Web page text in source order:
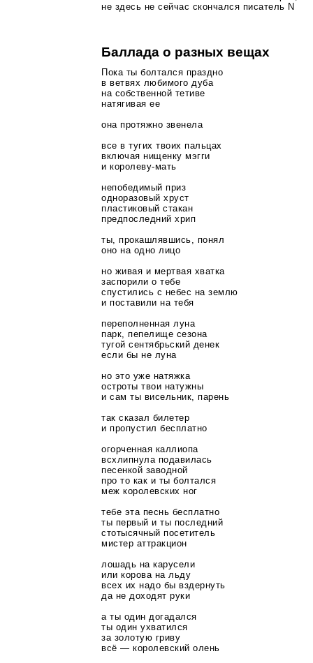
не здесь не сейчас скончался писатель N
Баллада о разных вещах
Пока ты болтался праздно
в ветвях любимого дуба
на собственной тетиве
натягивая ее
она протяжно звенела
все в тугих твоих пальцах
включая нищенку мэгги
икоролеву-мать
непобедимый приз
одноразовый хруст
пластиковый стакан
предпоследний хрип
ты, прокашлявшись, понял
оно на одно лицо
но живая и мертвая хватка
заспорили о тебе
спустились с небес на землю
и поставили на тебя
переполненная луна
парк, пепелище сезона
тугой сентябрьский денек
если бы не луна
но это уже натяжка
остроты твои натужны
и сам ты висельник, парень
так сказал билетер
и пропустил бесплатно
огорченная каллиопа
всхлипнула подавилась
песенкой заводной
про то как и ты болтался
меж королевских ног
тебе эта песнь бесплатно
ты первый и ты последний
стотысячный посетитель
мистер аттракцион
лошадь на карусели
или корова на льду
всех их надо бы вздернуть
да не доходят руки
а ты один догадался
ты один ухватился
за золотую гриву
всё — королевский олень